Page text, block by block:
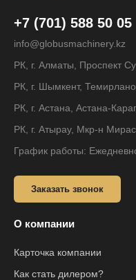
+7 (701) 588 50 05
info@globusmachinery.kz
РК, г. Алматы, Проспект
РК, г. Шымкент,
РК, г. Астана, Астана-
РК, г. Атырау, Мкр-н
График работы:
Заказать звонок
О компании
Карточка компании
Как стать дилером?